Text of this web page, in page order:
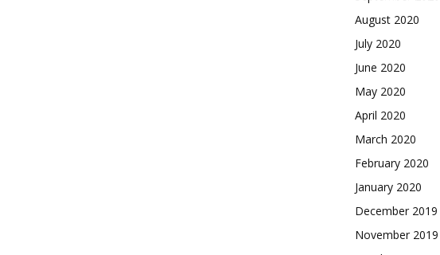
August 2020
July 2020
June 2020
May 2020
April 2020
March 2020
February 2020
January 2020
December 2019
November 2019